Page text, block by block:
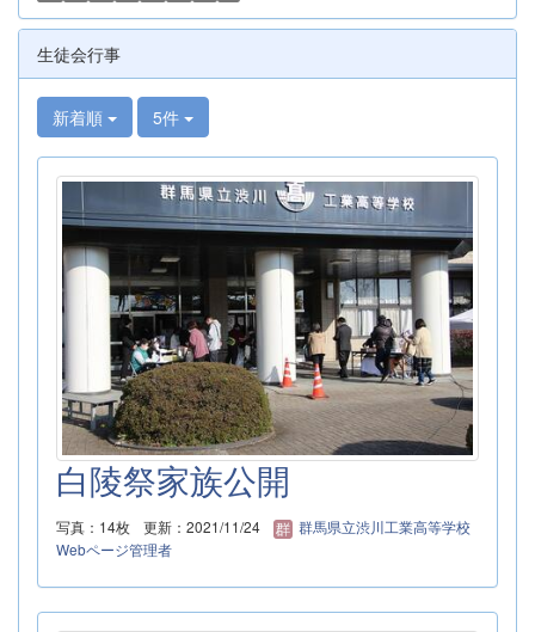
生徒会行事
新着順 5件
白陵祭家族公開
写真：14枚 更新：2021/11/24
群馬県立渋川工業高等学校
Webページ管理者